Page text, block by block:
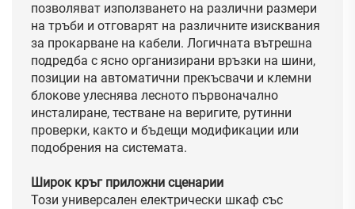
позволяват използването на различни размери
на тръби и отговарят на различните изисквания
за прокарване на кабели. Логичната вътрешна
подредба с ясно организирани връзки на шини,
позиции на автоматични прекъсвачи и клемни
блокове улеснява лесното първоначално
инсталиране, тестване на веригите, рутинни
проверки, както и бъдещи модификации или
подобрения на системата.
Широк кръг приложни сценарии
Този универсален електрически шкаф със